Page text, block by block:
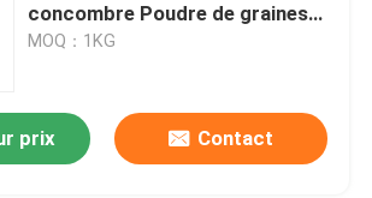
concombre Poudre de graines
de concombre
MOQ：1KG
prix Contact